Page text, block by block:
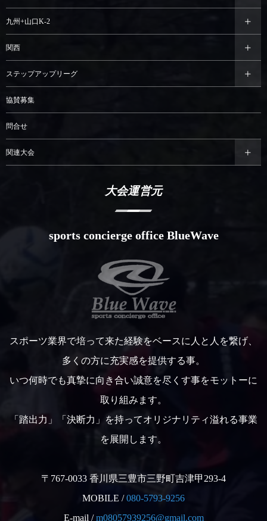
九州+山口K-2
関西
ステップアップリーグ
協賛募集
問合せ
関連大会
大会運営元
sports concierge office BlueWave
スポーツ業界で培って来た経験をベースに人と人を繋げ、
多くの方に充実感を提供する事。
いつ何時でも真摯に向き合い誠意を尽くす事をモットーに
取り組みます。
「踏出力」「決断力」を持ってオリジナリティ溢れる事業
を展開します。
〒767-0033 香川県三豊市三野町吉津甲293-4
MOBILE /080-5793-9256
E-mail /m08057939256@gmail.com